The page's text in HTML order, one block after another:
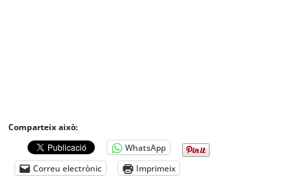
Comparteix això:
WhatsApp
Correu electrònic
Imprimeix